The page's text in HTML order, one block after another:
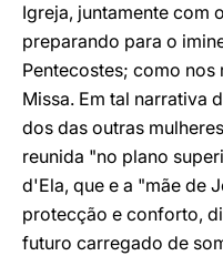
Igreja, juntamente com
preparando para o
Pentecostes; como
Missa. Em tal narrativa
dos das outras
reunida "no plano
d'Ela, que e a "mãe de
protecção e conforto,
futuro carregado de